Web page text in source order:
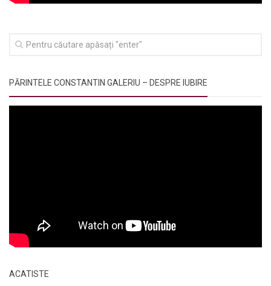
PĂRINTELE CONSTANTIN GALERIU – DESPRE IUBIRE
ACATISTE